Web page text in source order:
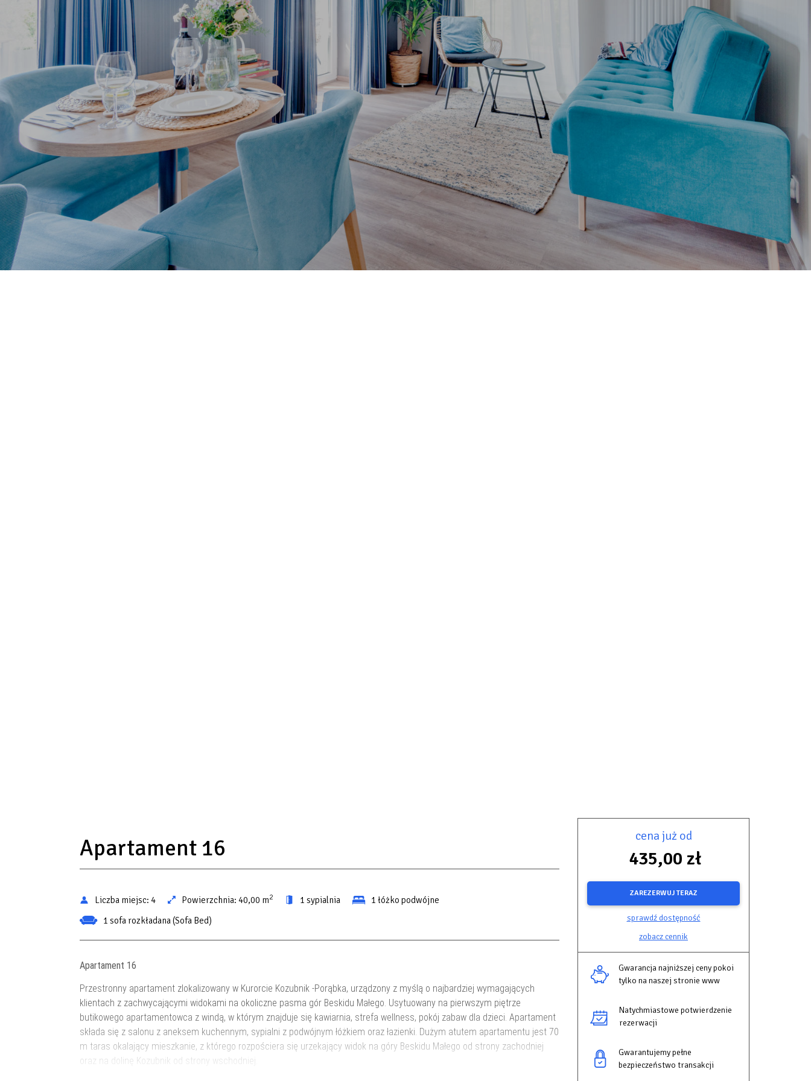
Apartament 16
Liczba miejsc: 4 Powierzchnia: 40,00 m2 1 sypialnia
1 łóżko podwójne
1 sofa rozkładana (Sofa Bed)
Apartament 16
Przestronny apartament zlokalizowany w Kurorcie Kozubnik -Porąbka, urządzony z myślą o najbardziej wymagających
klientach z zachwycającymi widokami na okoliczne pasma gór Beskidu Małego. Usytuowany na pierwszym piętrze
butikowego apartamentowca z windą, w którym znajduje się kawiarnia, strefa wellness, pokój zabaw dla dzieci. Apartament
składa się z salonu z aneksem kuchennym, sypialni z podwójnym łóżkiem oraz łazienki. Dużym atutem apartamentu jest 70
m taras okalający mieszkanie, z którego rozpościera się urzekający widok na góry Beskidu Małego od strony zachodniej
oraz na dolinę Kozubnik od strony wschodniej.
cena już od
435,00 zł
ZAREZERWUJ TERAZ
sprawdź dostępność
zobacz cennik
Gwarancja najniższej ceny pokoi
tylko na naszej stronie www
Natychmiastowe potwierdzenie
rezerwacji
Gwarantujemy pełne
bezpieczeństwo transakcji